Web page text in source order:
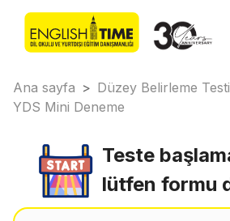
Ana sayfa > Düzey Belirleme Testi
YDS Mini Deneme
Teste
lütfen formu